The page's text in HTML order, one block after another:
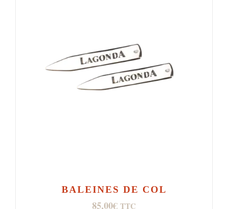
BALEINES DE COL
85,00€ TTC